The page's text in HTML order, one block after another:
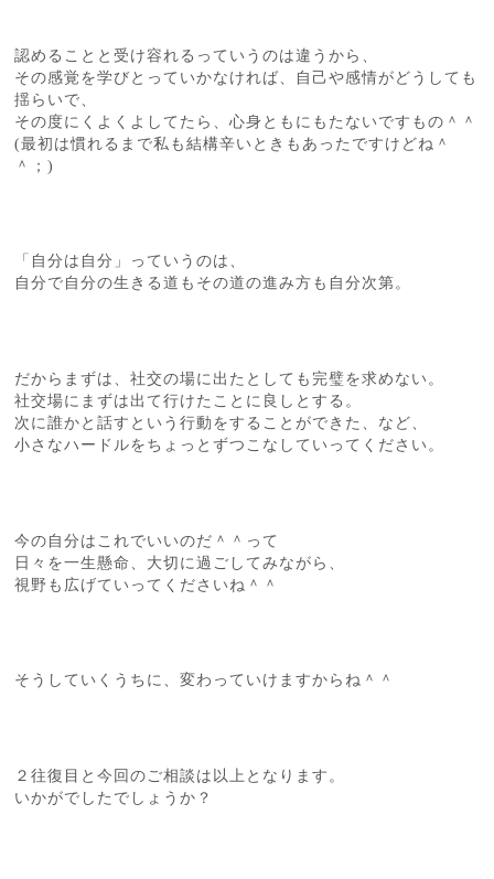
認めることと受け容れるっていうのは違うから、
その感覚を学びとっていかなければ、自己や感情がどうしても
揺らいで、
その度にくよくよしてたら、心身ともにもたないですもの＾＾
(最初は慣れるまで私も結構辛いときもあったですけどね＾
＾；)
「自分は自分」っていうのは、
自分で自分の生きる道もその道の進み方も自分次第。
だからまずは、社交の場に出たとしても完璧を求めない。
社交場にまずは出て行けたことに良しとする。
次に誰かと話すという行動をすることができた、など、
小さなハードルをちょっとずつこなしていってください。
今の自分はこれでいいのだ＾＾って
日々を一生懸命、大切に過ごしてみながら、
視野も広げていってくださいね＾＾
そうしていくうちに、変わっていけますからね＾＾
２往復目と今回のご相談は以上となります。
いかがでしたでしょうか？